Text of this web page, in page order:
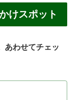
けスポット
あわせてチェッ